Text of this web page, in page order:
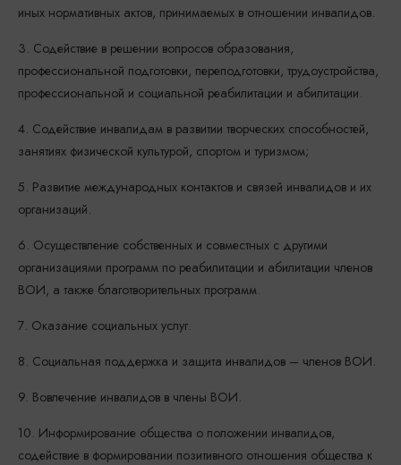
иных нормативных актов, принимаемых в отношении инвалидов.
3. Содействие в решении вопросов образования,
профессиональной подготовки, переподготовки, трудоустройства,
профессиональной и социальной реабилитации и абилитации.
4. Содействие инвалидам в развитии творческих способностей,
занятиях физической культурой, спортом и туризмом;
5. Развитие международных контактов и связей инвалидов и их
организаций.
6. Осуществление собственных и совместных с другими
организациями программ по реабилитации и абилитации членов
ВОИ, а также благотворительных программ.
7. Оказание социальных услуг.
8. Социальная поддержка и защита инвалидов – членов ВОИ.
9. Вовлечение инвалидов в члены ВОИ.
10. Информирование общества о положении инвалидов,
содействие в формировании позитивного отношения общества к